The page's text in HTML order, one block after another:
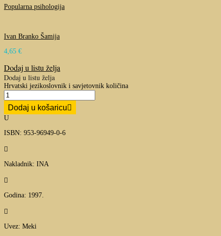
Popularna psihologija
Ivan Branko Šamija
4,65 €
Dodaj u listu želja
Dodaj u listu želja
Hrvatski jezikoslovnik i savjetovnik količina
Dodaj u košaricu
U
ISBN: 953-96949-0-6

Nakladnik: INA

Godina: 1997.

Uvez: Meki